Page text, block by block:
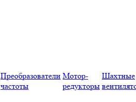
Преобразователи
частоты
Мотор-
редукторы
Шахтные